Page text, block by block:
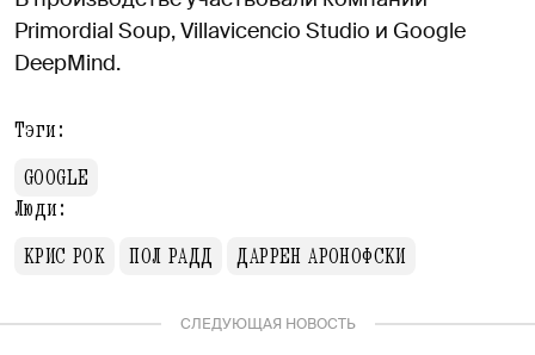
Primordial Soup, Villavicencio Studio и Google
DeepMind.
Тэги:
GOOGLE
Люди:
КРИС РОК
ПОЛ РАДД ДАРРЕН АРОНОФСКИ
СЛЕДУЮЩАЯ НОВОСТЬ